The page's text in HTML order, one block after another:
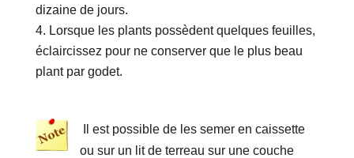
dizaine de jours.
Lorsque les plants possèdent quelques feuilles,
éclaircissez pour ne conserver que le plus beau
plant par godet.
Il est possible de les semer en caissette
ou sur un lit de terreau sur une couche